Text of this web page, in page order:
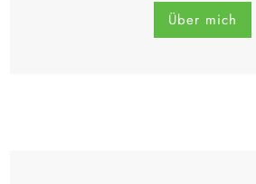
Über mich